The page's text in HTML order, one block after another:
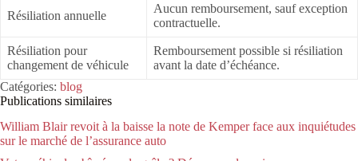
Résiliation annuelle
Aucun remboursement, sauf exception
contractuelle.
Résiliation pour
changement de véhicule
Remboursement possible si résiliation
avant la date d’échéance.
Catégories: blog
Publications similaires
William Blair revoit à la baisse la note de Kemper face aux inquiétudes
sur le marché de l’assurance auto